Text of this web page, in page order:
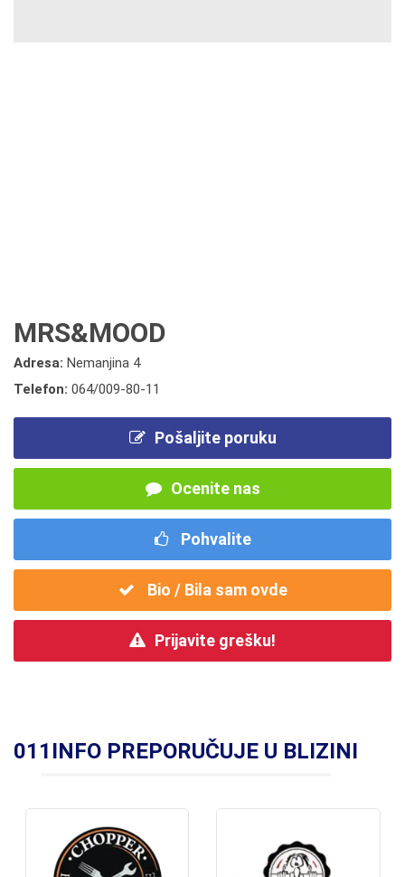
MRS&MOOD
Adresa: Nemanjina 4
Telefon: 064/009-80-11
Pošaljite poruku
Ocenite nas
Pohvalite
Bio / Bila sam ovde
Prijavite grešku!
011INFO PREPORUČUJE U BLIZINI